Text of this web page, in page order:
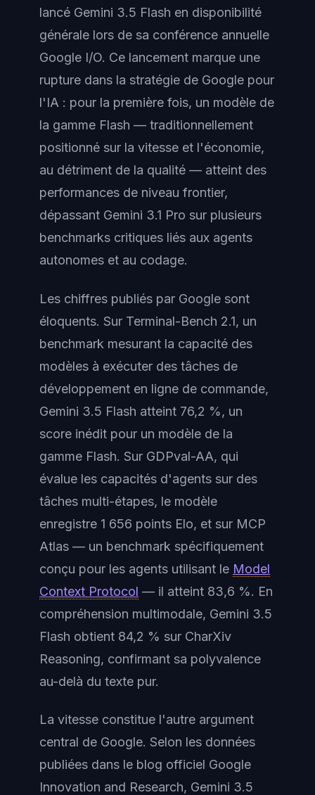
lancé Gemini 3.5 Flash en disponibilité
générale lors de sa conférence annuelle
Google I/O. Ce lancement marque une
rupture dans la stratégie de Google pour
l'IA : pour la première fois, un modèle de
la gamme Flash — traditionnellement
positionné sur la vitesse et l'économie,
au détriment de la qualité — atteint des
performances de niveau frontier,
dépassant Gemini 3.1 Pro sur plusieurs
benchmarks critiques liés aux agents
autonomes et au codage.
Les chiffres publiés par Google sont
éloquents. Sur Terminal-Bench 2.1, un
benchmark mesurant la capacité des
modèles à exécuter des tâches de
développement en ligne de commande,
Gemini 3.5 Flash atteint 76,2 %, un
score inédit pour un modèle de la
gamme Flash. Sur GDPval-AA, qui
évalue les capacités d'agents sur des
tâches multi-étapes, le modèle
enregistre 1 656 points Elo, et sur MCP
Atlas — un benchmark spécifiquement
conçu pour les agents utilisant le Model
Context Protocol — il atteint 83,6 %. En
compréhension multimodale, Gemini 3.5
Flash obtient 84,2 % sur CharXiv
Reasoning, confirmant sa polyvalence
au-delà du texte pur.
La vitesse constitue l'autre argument
central de Google. Selon les données
publiées dans le blog officiel Google
Innovation and Research, Gemini 3.5